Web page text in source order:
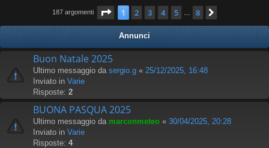
187 argomenti Pagina di
1 2 3 4 5 8
Annunci
Buon Natale 2025
Ultimo messaggio da sergio.g « 25/12/2025, 16:48
Inviato in Varie
Risposte: 2
BUONA PASQUA 2025
Ultimo messaggio da marconmeteo « 30/04/2025, 20:28
Inviato in Varie
Risposte: 4